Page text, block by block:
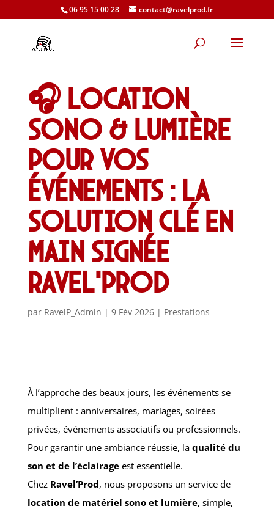
06 95 15 00 28 contact@ravelprod.fr
🎧 Location
sono & lumière
pour vos
événements : la
solution clé en
main signée
Ravel’Prod
par RavelP_Admin | 9 Fév 2026| Prestations
À l’approche des beaux jours, les événements se
multiplient : anniversaires, mariages, soirées
privées, événements associatifs ou professionnels.
Pour garantir une ambiance réussie, la qualité du
son et de l’éclairageest essentielle.
Chez Ravel’Prod, nous proposons un service de
location de matériel sono et lumière, simple,